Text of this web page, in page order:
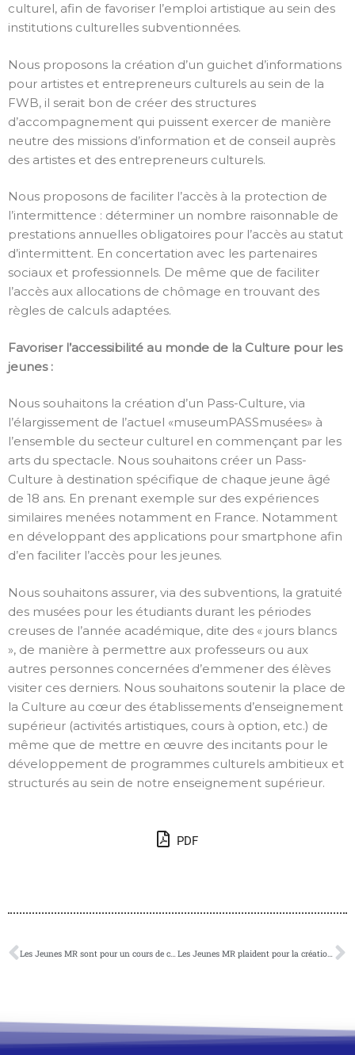
culturel, afin de favoriser l’emploi artistique au sein des
institutions culturelles subventionnées.
Nous proposons la création d’un guichet d’informations
pour artistes et entrepreneurs culturels au sein de la
FWB, il serait bon de créer des structures
d’accompagnement qui puissent exercer de manière
neutre des missions d’information et de conseil auprès
des artistes et des entrepreneurs culturels.
Nous proposons de faciliter l’accès à la protection de
l’intermittence : déterminer un nombre raisonnable de
prestations annuelles obligatoires pour l’accès au statut
d’intermittent. En concertation avec les partenaires
sociaux et professionnels. De même que de faciliter
l’accès aux allocations de chômage en trouvant des
règles de calculs adaptées.
Favoriser l’accessibilité au monde de la Culture pour les
jeunes :
Nous souhaitons la création d’un Pass-Culture, via
l’élargissement de l’actuel «museumPASSmusées» à
l’ensemble du secteur culturel en commençant par les
arts du spectacle. Nous souhaitons créer un Pass-
Culture à destination spécifique de chaque jeune âgé
de 18 ans. En prenant exemple sur des expériences
similaires menées notamment en France. Notamment
en développant des applications pour smartphone afin
d’en faciliter l’accès pour les jeunes.
Nous souhaitons assurer, via des subventions, la gratuité
des musées pour les étudiants durant les périodes
creuses de l’année académique, dite des « jours blancs
», de manière à permettre aux professeurs ou aux
autres personnes concernées d’emmener des élèves
visiter ces derniers. Nous souhaitons soutenir la place de
la Culture au cœur des établissements d’enseignement
supérieur (activités artistiques, cours à option, etc.) de
même que de mettre en œuvre des incitants pour le
développement de programmes culturels ambitieux et
structurés au sein de notre enseignement supérieur.
PDF
Les Jeunes MR sont pour un cours de citoyenneté politique dans le secondaire. Les Jeunes MR plaident pour la création d’établissements pénitentiaires ouverts afin de lutter contre la surpopulation carcérale.